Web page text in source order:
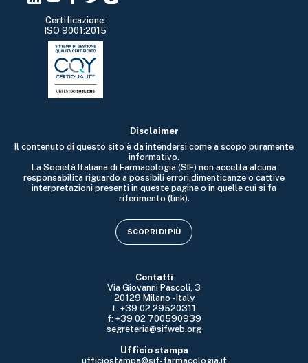
Certificazione:
ISO 9001:2015
Contatti
Via Giovanni Pascoli, 3
20129 Milano - Italy
t: +39 02 29520311
f: +39 02 700590939
segreteria@sifweb.org
Ufficio stampa
ufficiostampa@sif-farmacologia.it
Disclaimer
Il contenuto di questo sito è da intendersi come a scopo puramente
informativo.
La Società Italiana di Farmacologia (SIF) non accetta alcuna
responsabilità riguardo a possibili errori,dimenticanze o cattive
interpretazioni presenti in queste pagine o in quelle cui si fa
riferimento (link).
SCOPRI DI PIÙ